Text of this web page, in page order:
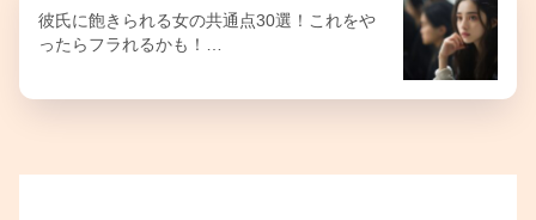
彼氏に飽きられる女の共通点30選！これをや
ったらフラれるかも！…